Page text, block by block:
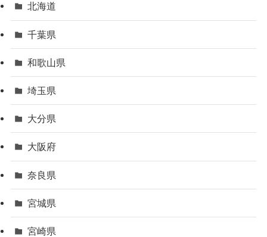
北海道
千葉県
和歌山県
埼玉県
大分県
大阪府
奈良県
宮城県
宮崎県